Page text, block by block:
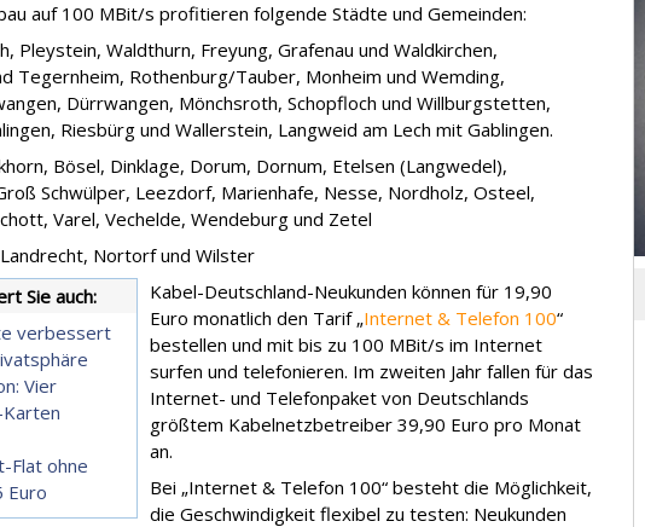
auf 100 MBit/s profitieren folgende Städte und Gemeinden:
Pleystein, Waldthurn, Freyung, Grafenau und Waldkirchen,
Tegernheim, Rothenburg/Tauber, Monheim und Wemding,
Dürrwangen, Mönchsroth, Schopfloch und Willburgstetten,
Riesbürg und Wallerstein, Langweid am Lech mit Gablingen.
Bösel, Dinklage, Dorum, Dornum, Etelsen (Langwedel),
Schwülper, Leezdorf, Marienhafe, Nesse, Nordholz, Osteel,
Varel, Vechelde, Wendeburg und Zetel
Landrecht, Nortorf und Wilster
Sie auch:
verbessert
Vier
Flat ohne
Euro
Kabel-Deutschland-Neukunden können für 19,90
Euro monatlich den Tarif „Internet & Telefon 100“
bestellen und mit bis zu 100 MBit/s im Internet
surfen und telefonieren. Im zweiten Jahr fallen für das
Internet- und Telefonpaket von Deutschlands
größtem Kabelnetzbetreiber 39,90 Euro pro Monat
an.
Bei „Internet & Telefon 100“ besteht die Möglichkeit,
die Geschwindigkeit flexibel zu testen: Neukunden